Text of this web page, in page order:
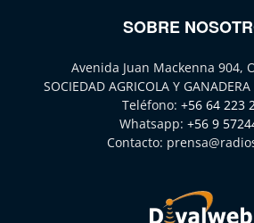
SOBRE
Avenida Juan Mackenna 904,
SOCIEDAD AGRICOLA Y
Teléfono: +56 64 223
Whatsapp: +56 9
Contacto: